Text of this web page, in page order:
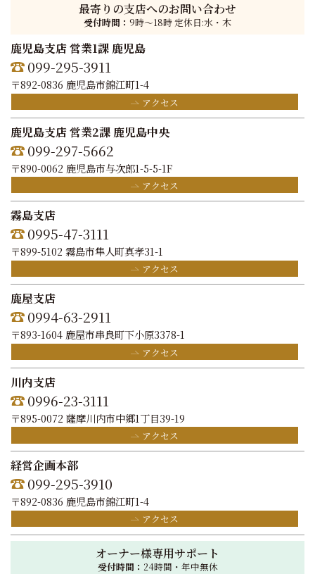
最寄りの支店へのお問い合わせ
受付時間： 9時〜18時 定休日:水・木
鹿児島支店 営業1課 鹿児島
099-295-3911
〒892-0836 鹿児島市錦江町1-4
アクセス
鹿児島支店 営業2課 鹿児島中央
099-297-5662
〒890-0062 鹿児島市与次郎1-5-5-1F
アクセス
霧島支店
0995-47-3111
〒899-5102 霧島市隼人町真孝31-1
アクセス
鹿屋支店
0994-63-2911
〒893-1604 鹿屋市串良町下小原3378-1
アクセス
川内支店
0996-23-3111
〒895-0072 薩摩川内市中郷1丁目39-19
アクセス
経営企画本部
099-295-3910
〒892-0836 鹿児島市錦江町1-4
アクセス
オーナー様専用サポート
受付時間： 24時間・年中無休